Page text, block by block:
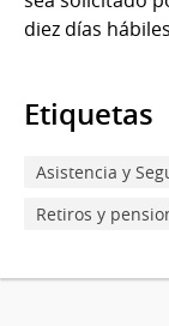
diez días
Etiquetas
Asistencia y
Retiros y